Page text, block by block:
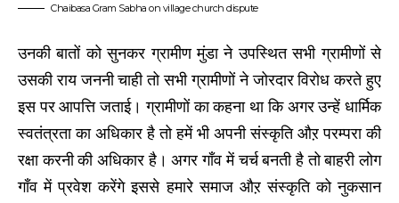
Chaibasa Gram Sabha on village church dispute
उनकी बातों को सुनकर ग्रामीण मुंडा ने उपस्थित सभी ग्रामीणों से
उसकी राय जननी चाही तो सभी ग्रामीणों ने जोरदार विरोध करते हुए
इस पर आपत्ति जताई। ग्रामीणों का कहना था कि अगर उन्हें धार्मिक
स्वतंत्रता का अधिकार है तो हमें भी अपनी संस्कृति औऱ परम्परा की
रक्षा करनी की अधिकार है। अगर गाँव में चर्च बनती है तो बाहरी लोग
गाँव में प्रवेश करेंगे इससे हमारे समाज औऱ संस्कृति को नुकसान